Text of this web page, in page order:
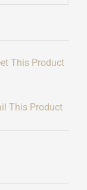
This Product
This Product